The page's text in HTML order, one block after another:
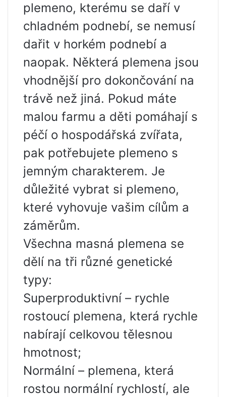
plemeno, kterému se daří v
chladném podnebí, se nemusí
dařit v horkém podnebí a
naopak. Některá plemena jsou
vhodnější pro dokončování na
trávě než jiná. Pokud máte
malou farmu a děti pomáhají s
péčí o hospodářská zvířata,
pak potřebujete plemeno s
jemným charakterem. Je
důležité vybrat si plemeno,
které vyhovuje vašim cílům a
záměrům.
Všechna masná plemena se
dělí na tři různé genetické
typy:
Superproduktivní – rychle
rostoucí plemena, která rychle
nabírají celkovou tělesnou
hmotnost;
Normální – plemena, která
rostou normální rychlostí, ale